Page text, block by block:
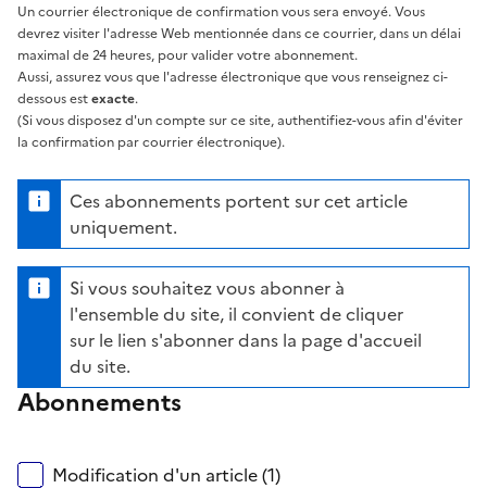
Un courrier électronique de confirmation vous sera envoyé. Vous
devrez visiter l'adresse Web mentionnée dans ce courrier, dans un délai
maximal de 24 heures, pour valider votre abonnement.
Aussi, assurez vous que l'adresse électronique que vous renseignez ci-
dessous estexacte.
(Si vous disposez d'un compte sur ce site, authentifiez-vous afin d'éviter
la confirmation par courrier électronique).
Ces abonnements portent sur cet article
uniquement.
Si vous souhaitez vous abonner à
l'ensemble du site, il convient de cliquer
sur le lien s'abonner dans la page d'accueil
du site.
Abonnements
Modification d'un article (1)